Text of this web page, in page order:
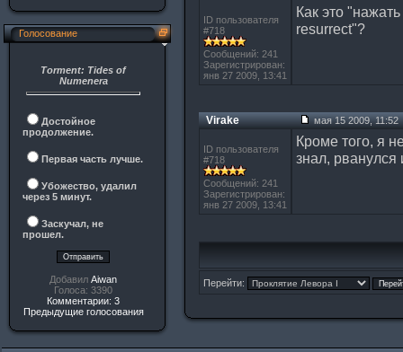
Голосование
Torment: Tides of
Numenera
Достойное
продолжение.
Первая часть лучше.
Убожество, удалил
через 5 минут.
Заскучал, не
прошел.
Добавил Aiwan
Голоса: 3390
Комментарии: 3
Предыдущие голосования
ID пользователя
#718
Сообщений: 241
Зарегистрирован:
янв 27 2009, 13:41
Как это
resurrect"?
Virake мая 15 2009, 11:52
ID пользователя
#718
Сообщений: 241
Зарегистрирован:
янв 27 2009, 13:41
Кроме того, я
знал, рванулся
Перейти: